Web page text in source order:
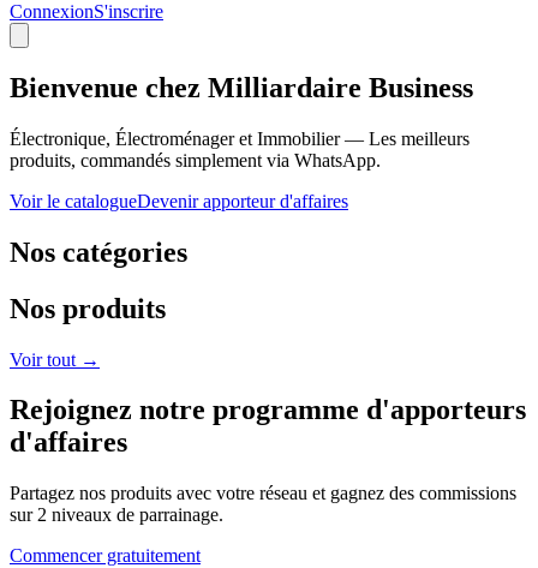
ConnexionS'inscrire
Bienvenue chez Milliardaire Business
Électronique, Électroménager et Immobilier — Les meilleurs
produits, commandés simplement via WhatsApp.
Voir le catalogueDevenir apporteur d'affaires
Nos catégories
Nos produits
Voir tout →
Rejoignez notre programme d'apporteurs
d'affaires
Partagez nos produits avec votre réseau et gagnez des commissions
sur 2 niveaux de parrainage.
Commencer gratuitement